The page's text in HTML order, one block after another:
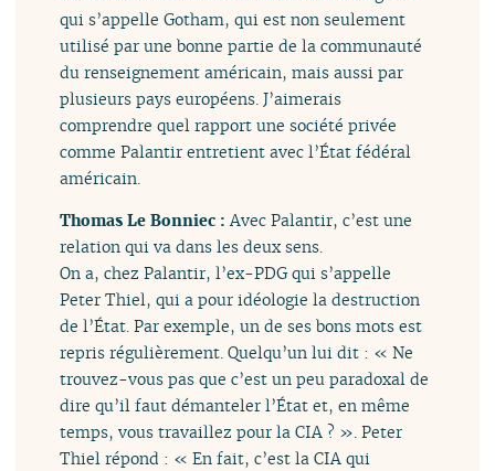
qui s’appelle Gotham, qui est non seulement
utilisé par une bonne partie de la communauté
du renseignement américain, mais aussi par
plusieurs pays européens. J’aimerais
comprendre quel rapport une société privée
comme Palantir entretient avec l’État fédéral
américain.
Thomas Le Bonniec :Avec Palantir, c’est une
relation qui va dans les deux sens.
On a, chez Palantir, l’ex-PDG qui s’appelle
Peter Thiel, qui a pour idéologie la destruction
de l’État. Par exemple, un de ses bons mots est
repris régulièrement. Quelqu’un lui dit : « Ne
trouvez-vous pas que c’est un peu paradoxal de
dire qu’il faut démanteler l’État et, en même
temps, vous travaillez pour la CIA ? ». Peter
Thiel répond : « En fait, c’est la CIA qui